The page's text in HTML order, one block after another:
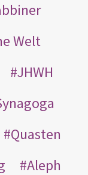
Welt
JHWH
Quasten
Aleph